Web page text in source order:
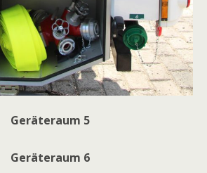
Geräteraum 5
Geräteraum 6